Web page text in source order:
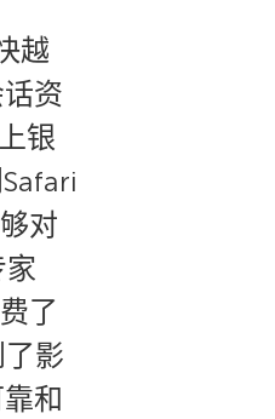
越
资
银
对
了
影
和